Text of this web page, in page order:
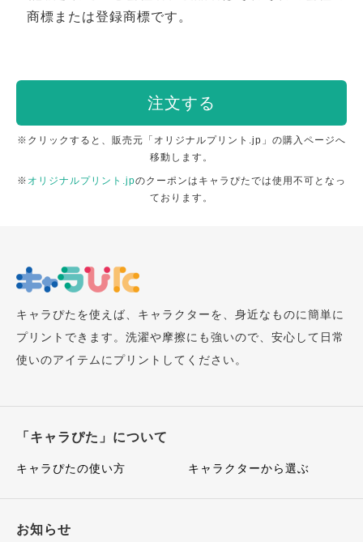
商標または登録商標です。
注文する
※クリックすると、販売元「オリジナルプリント.jp」の購入ページへ
移動します。
※ オリジナルプリント.jpのクーポンはキャラぴたでは使用不可となっ
ております。
キャラぴたを使えば、キャラクターを、身近なものに簡単に
プリントできます。洗濯や摩擦にも強いので、安心して日常
使いのアイテムにプリントしてください。
「キャラぴた」について
キャラぴたの使い方 キャラクターから選ぶ
お知らせ